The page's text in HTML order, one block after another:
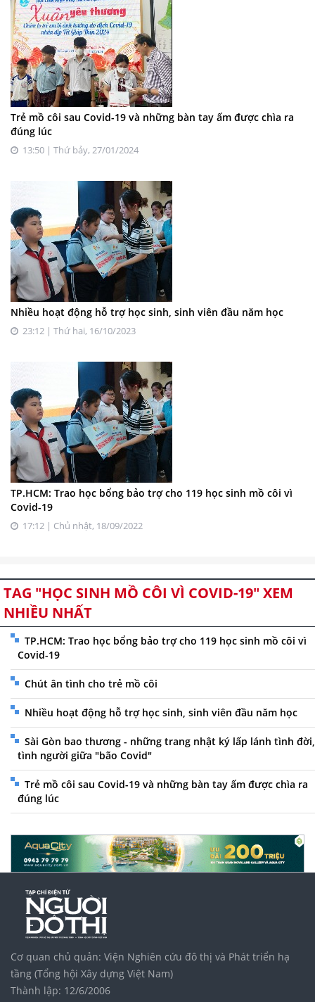
Trẻ mồ côi sau Covid-19 và những bàn tay ấm được chìa ra
đúng lúc
13:50 | Thứ bảy, 27/01/2024
Nhiều hoạt động hỗ trợ học sinh, sinh viên đầu năm học
23:12 | Thứ hai, 16/10/2023
TP.HCM: Trao học bổng bảo trợ cho 119 học sinh mồ côi vì
Covid-19
17:12 | Chủ nhật, 18/09/2022
TAG "HỌC SINH MỒ CÔI VÌ COVID-19" XEM
NHIỀU NHẤT
TP.HCM: Trao học bổng bảo trợ cho 119 học sinh mồ côi vì
Covid-19
Chút ân tình cho trẻ mồ côi
Nhiều hoạt động hỗ trợ học sinh, sinh viên đầu năm học
Sài Gòn bao thương - những trang nhật ký lấp lánh tình đời,
tình người giữa "bão Covid"
Trẻ mồ côi sau Covid-19 và những bàn tay ấm được chìa ra
đúng lúc
Cơ quan chủ quản: Viện Nghiên cứu đô thị và Phát triển hạ
tầng (Tổng hội Xây dựng Việt Nam)
Thành lập: 12/6/2006